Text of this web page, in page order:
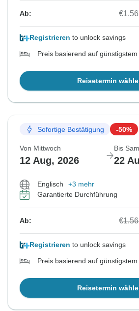
Ab:
Registrieren to unlock savings
Preis basierend auf
Reisetermin
Sofortige Bestätigung -50%
Von Mittwoch
12 Aug, 2026
Bis
22
Englisch
+3 mehr
Garantierte Durchführung
Ab:
Registrieren to unlock savings
Preis basierend auf
Reisetermin